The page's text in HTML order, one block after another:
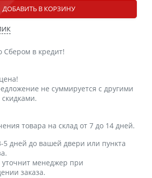
ДОБАВИТЬ В КОРЗИНУ
Сбером в кредит!
не суммируется с другими
товара на склад от 7 до 14 дней.
5 дней до вашей двери или пункта
уточнит менеджер при
заказа.